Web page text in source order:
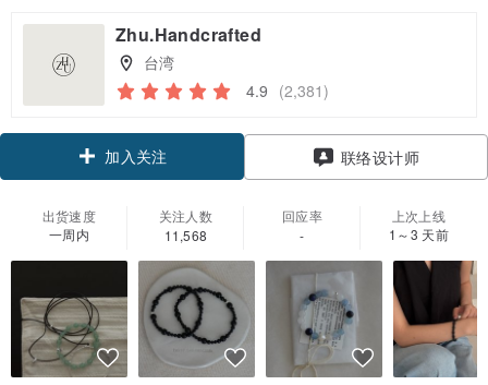
Zhu.Handcrafted
台湾
4.9 (2,381)
加入关注 联络设计师
出货速度
一周内
关注人数
11,568
回应率
-
上次上线
1～3 天前